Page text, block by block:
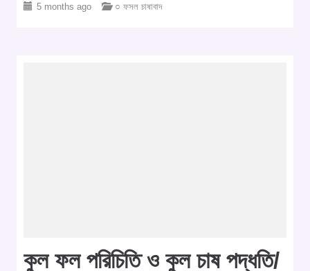
5 months ago ○ ফসল চাষাবাদ
কুল ফল পরিচিতি ও কুল চাষ পদ্ধতি/